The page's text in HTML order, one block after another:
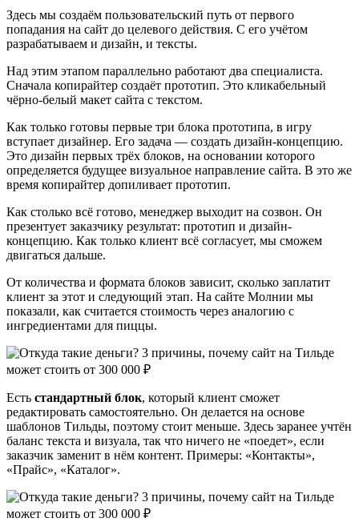
Здесь мы создаём пользовательский путь от первого
попадания на сайт до целевого действия. С его учётом
разрабатываем и дизайн, и тексты.
Над этим этапом параллельно работают два специалиста.
Сначала копирайтер создаёт прототип. Это кликабельный
чёрно-белый макет сайта с текстом.
Как только готовы первые три блока прототипа, в игру
вступает дизайнер. Его задача — создать дизайн-концепцию.
Это дизайн первых трёх блоков, на основании которого
определяется будущее визуальное направление сайта. В это же
время копирайтер допиливает прототип.
Как столько всё готово, менеджер выходит на созвон. Он
презентует заказчику результат: прототип и дизайн-
концепцию. Как только клиент всё согласует, мы сможем
двигаться дальше.
От количества и формата блоков зависит, сколько заплатит
клиент за этот и следующий этап. На сайте Молнии мы
показали, как считается стоимость через аналогию с
ингредиентами для пиццы.
Есть стандартный блок, который клиент сможет
редактировать самостоятельно. Он делается на основе
шаблонов Тильды, поэтому стоит меньше. Здесь заранее учтён
баланс текста и визуала, так что ничего не «поедет», если
заказчик заменит в нём контент. Примеры: «Контакты»,
«Прайс», «Каталог».